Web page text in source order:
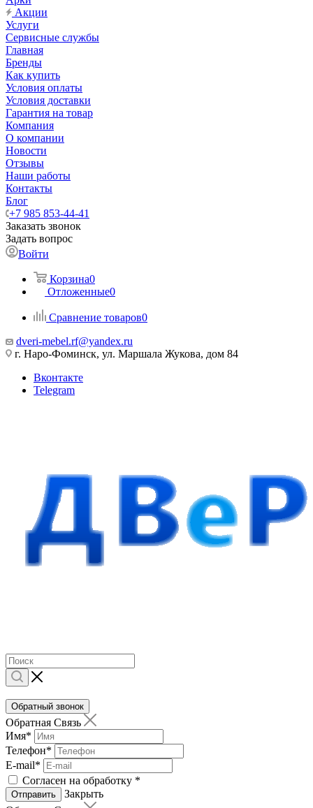
Акции
Услуги
Сервисные службы
Главная
Бренды
Как купить
Условия оплаты
Условия доставки
Гарантия на товар
Компания
О компании
Новости
Отзывы
Наши работы
Контакты
Блог
+7 985 853-44-41
Заказать звонок
Задать вопрос
Войти
Корзина0
Отложенные0
Сравнение товаров0
dveri-mebel.rf@yandex.ru
г. Наро-Фоминск, ул. Маршала Жукова, дом 84
Вконтакте
Telegram
Обратный звонок
Обратная Связь
Имя*
Телефон*
E-mail*
Согласен на обработку *
Отправить
Закрыть